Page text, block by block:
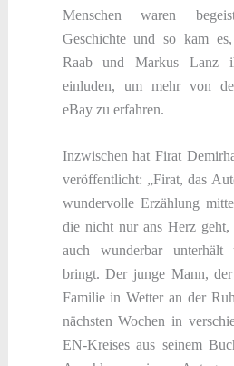
Menschen waren
Geschichte und so kam
Raab und Markus Lanz
einluden, um mehr von
eBay zu erfahren.
Inzwischen hat Firat
veröffentlicht: „Firat, das
wundervolle Erzählung
die nicht nur ans Herz geht,
auch wunderbar
bringt. Der junge Mann,
Familie in Wetter an der
nächsten Wochen in
EN-Kreises aus seinem